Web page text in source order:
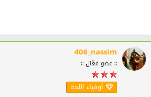
406_nassim
:: عضو فعّال ::
أوفياء اللمة